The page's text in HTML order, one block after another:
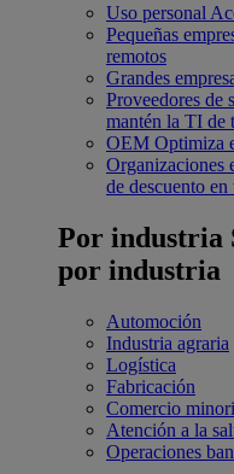
Uso personal
Pequeñas
remotos
Grandes
Proveedores de
mantén la TI de
OEM Optimiza
Organizaciones
de descuento
Por industria
por industria
Automoción
Industria agraria
Logística
Fabricación
Comercio
Atención a la
Operaciones